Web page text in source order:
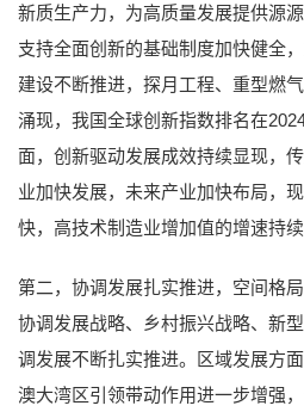
新质生产力，为高质量发展提供源
支持全面创新的基础制度加快健全
建设不断推进，探月工程、重型燃
涌现，我国全球创新指数排名在
面，创新驱动发展成效持续显现，
业加快发展，未来产业加快布局，
快，高技术制造业增加值的增速持
第二，协调发展扎实推进，空间格
协调发展战略、乡村振兴战略、新
调发展不断扎实推进。区域发展方
澳大湾区引领带动作用进一步增强